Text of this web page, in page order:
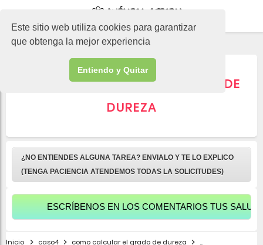
Este sitio web utiliza cookies para garantizar
que obtenga la mejor experiencia
Entiendo y Quitar
▷ Cómo calcular el GRADO DE
DUREZA
¿NO ENTIENDES ALGUNA TAREA? ENVIALO Y TE LO EXPLICO
(TENGA PACIENCIA ATENDEMOS TODAS LA SOLICITUDES)
ESCRÍBENOS EN LOS COMENTARIOS TUS SALUDOS
Inicio caso4 como calcular el grado de dureza como calcular el